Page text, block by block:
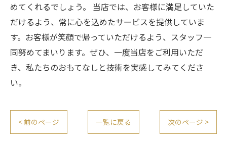
めてくれるでしょう。 当店では、お客様に満足していた
だけるよう、常に心を込めたサービスを提供していま
す。お客様が笑顔で帰っていただけるよう、スタッフ一
同努めてまいります。ぜひ、一度当店をご利用いただ
き、私たちのおもてなしと技術を実感してみてくださ
い。
< 前のページ 一覧に戻る 次のページ >